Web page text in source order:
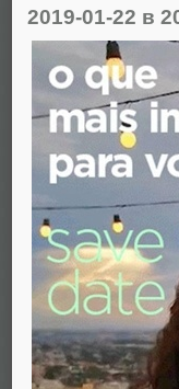
2019-01-22 в